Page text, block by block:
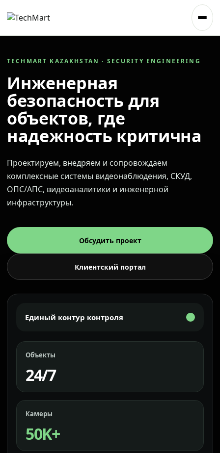
TECHMART KAZAKHSTAN · SECURITY ENGINEERING
Инженерная
безопасность для
объектов, где
надежность критична
Проектируем, внедряем и сопровождаем
комплексные системы видеонаблюдения, СКУД,
ОПС/АПС, видеоаналитики и инженерной
инфраструктуры.
Обсудить проект
Клиентский портал
Единый контур контроля
Объекты
24/7
Камеры
50K+